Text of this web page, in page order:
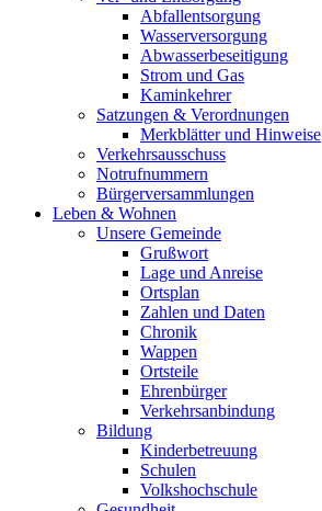
Abfallentsorgung
Wasserversorgung
Abwasserbeseitigung
Strom und Gas
Kaminkehrer
Satzungen & Verordnungen
Merkblätter und Hinweise
Verkehrsausschuss
Notrufnummern
Bürgerversammlungen
Leben & Wohnen
Unsere Gemeinde
Grußwort
Lage und Anreise
Ortsplan
Zahlen und Daten
Chronik
Wappen
Ortsteile
Ehrenbürger
Verkehrsanbindung
Bildung
Kinderbetreuung
Schulen
Volkshochschule